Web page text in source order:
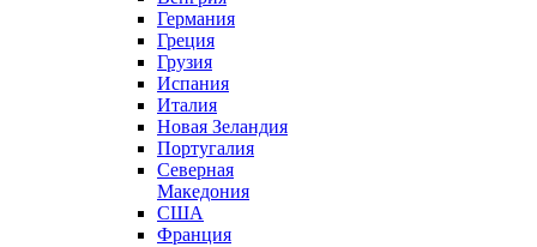
Германия
Греция
Грузия
Испания
Италия
Новая Зеландия
Португалия
Северная
Македония
США
Франция